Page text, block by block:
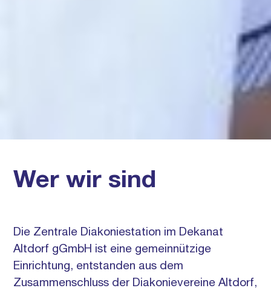
Wer wir sind
Die Zentrale Diakoniestation im Dekanat
Altdorf gGmbH ist eine gemeinnützige
Einrichtung, entstanden aus dem
Zusammenschluss der Diakonievereine Altdorf,